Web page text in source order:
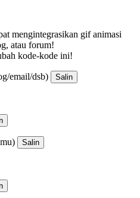
mengintegrasikan gif animasi
atau forum!
kode-kode ini!
email/dsb) Salin
Salin